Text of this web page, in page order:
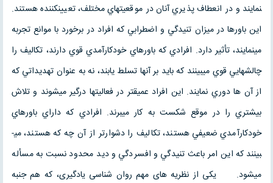
نمايند و در انعطاف پذيري آنان در موقعيت­هاي مختلف، تعيين­كننده هستند.
اين باورها در ميزان تنيدگي و اضطرابي كه افراد در برخورد با موانع تجربه
مي­نمايند، تأثير دارد. افرادي كه باورهاي خودكارآمدي قوي دارند، تكاليف را
چالش­هايي قوي مي­بينند كه بايد بر آن­ها تسلط يابند، نه به عنوان تهديداتي كه
از آن ها دوري نمايند. اين افراد عميق­تر در فعاليت­ها درگير مي­شوند و تلاش
بيشتري را در موقع شكست به كار مي­برند. افرادي كه داراي باورهاي
خودكارآمدي ضعيفي هستند، تكاليف را دشوارتر از آن چه كه هستند، مي­
بينند كه اين امر باعث تنيدگي و افسردگي و ديد محدود نسبت به مسأله
مي­شود. یکی از نظریه های مهم روان شناسی یادگیری، که هم جنبه